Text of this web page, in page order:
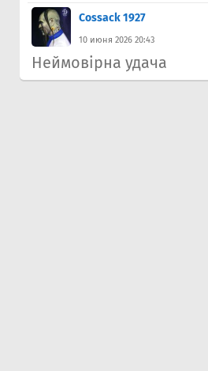
Cossack 1927
10 июня 2026 20:43
Неймовірна удача